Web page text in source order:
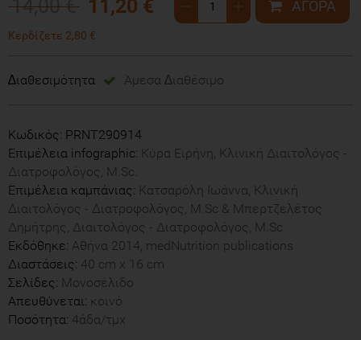
14,00 € 11,20 €
Κερδίζετε 2,80 €
∆ιαθεσιμότητα Άμεσα ∆ιαθέσιμο
Κωδικός: PRNT290914
Επιμέλεια infographic: Κύρα Ειρήνη, Κλινική Διαιτολόγος -
Διατροφολόγος, M.Sc.
Επιμέλεια καμπάνιας: Κατσαρόλη Ιωάννα, Κλινική
Διαιτολόγος - Διατροφολόγος, M.Sc & Μπερτζελέτος
Δημήτρης, Διαιτολόγος - Διατροφολόγος, M.Sc
Εκδόθηκε: Αθήνα 2014, medNutrition publications
Διαστάσεις: 40 cm x 16 cm
Σελίδες: Μονοσέλιδο
Απευθύνεται: κοινό
Ποσότητα: 4άδα/τμχ